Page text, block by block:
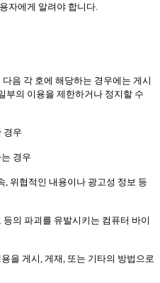
자에게 알려야 합니다.
음 각 호에 해당하는 경우에는 게시
부의 이용을 제한하거나 정지할 수
경우
경우
위협적인 내용이나 광고성 정보 등
의 파괴를 유발시키는 컴퓨터 바이
을 게시, 게재, 또는 기타의 방법으로